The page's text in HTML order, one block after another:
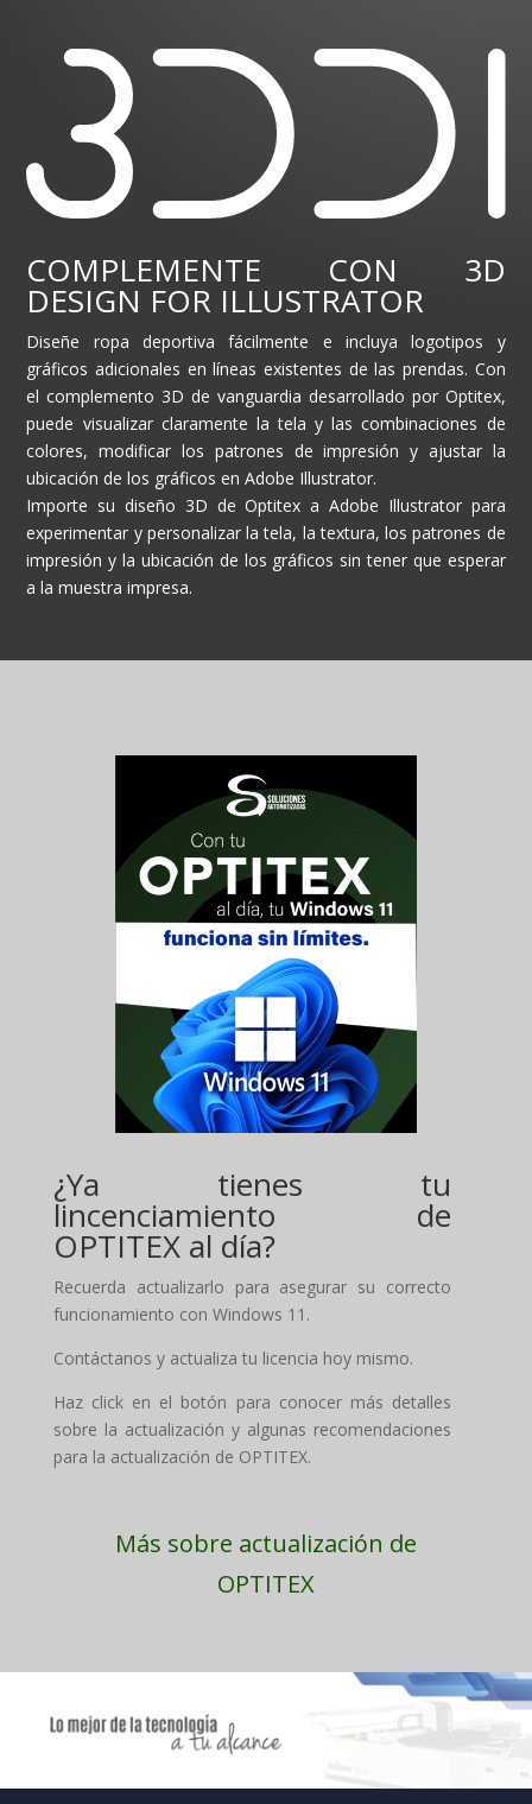
COMPLEMENTE CON 3D
DESIGN FOR ILLUSTRATOR
Diseñe ropa deportiva fácilmente e incluya logotipos y
gráficos adicionales en líneas existentes de las prendas. Con
el complemento 3D de vanguardia desarrollado por Optitex,
puede visualizar claramente la tela y las combinaciones de
colores, modificar los patrones de impresión y ajustar la
ubicación de los gráficos en Adobe Illustrator.
Importe su diseño 3D de Optitex a Adobe Illustrator para
experimentar y personalizar la tela, la textura, los patrones de
impresión y la ubicación de los gráficos sin tener que esperar
a la muestra impresa.
¿Ya tienes tu
lincenciamiento de
OPTITEX al día?
Recuerda actualizarlo para asegurar su correcto
funcionamiento con Windows 11.
Contáctanos y actualiza tu licencia hoy mismo.
Haz click en el botón para conocer más detalles
sobre la actualización y algunas recomendaciones
para la actualización de OPTITEX.
Más sobre actualización de
OPTITEX